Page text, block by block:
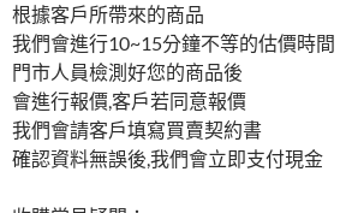
根據客戶所帶來的商品
我們會進行10~15分鐘不等的估價時間
門市人員檢測好您的商品後
會進行報價,客戶若同意報價
我們會請客戶填寫買賣契約書
確認資料無誤後,我們會立即支付現金